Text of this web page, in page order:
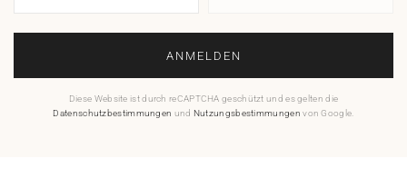
ANMELDEN
Diese Website ist durch reCAPTCHA geschützt und es gelten die
Datenschutzbestimmungen und Nutzungsbestimmungen von Google.